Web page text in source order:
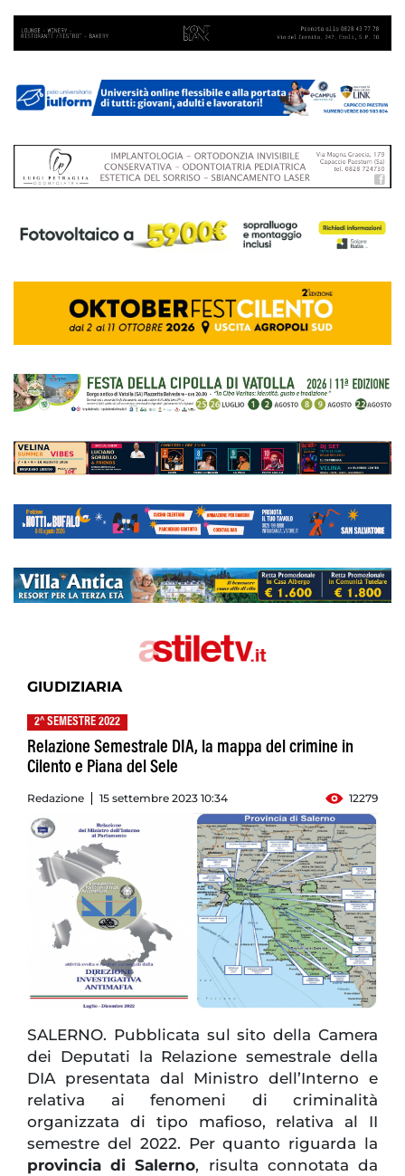
GIUDIZIARIA
2^ SEMESTRE 2022
Relazione Semestrale DIA, la mappa del crimine in
Cilento e Piana del Sele
Redazione 15 settembre 2023 10:34 12279
SALERNO. Pubblicata sul sito della Camera
dei Deputati la Relazione semestrale della
DIA presentata dal Ministro dell’Interno e
relativa ai fenomeni di criminalità
organizzata di tipo mafioso, relativa al II
semestre del 2022. Per quanto riguarda la
provincia di Salerno, risulta connotata da